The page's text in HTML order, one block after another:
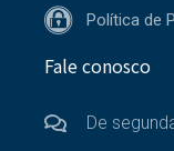
Política de
Fale conosco
De